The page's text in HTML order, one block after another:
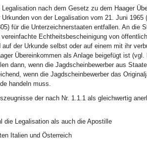
nach dem Gesetz zu dem Haager
von der Legalisation vom 21. Juni
für die Unterzeichnerstaaten entfallen. An die
Echtheitsbescheinigung von
auf der Urkunde selbst oder auf einem mit ihr
Übereinkommen als Anlage beigefügt ist
dann, wenn die Jagdscheinbewerber aus
wenn die Jagdscheinbewerber das
handeln muss.
der nach Nr. 1.1.1 als gleichwertig
die Legalisation als auch die Apostille
Italien und Österreich